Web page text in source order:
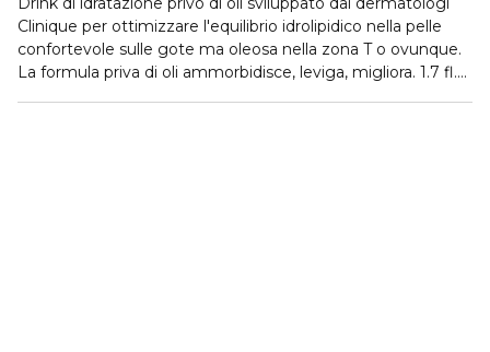
Clinique per ottimizzare l'equilibrio idrolipidico nella pelle
confortevole sulle gote ma oleosa nella zona T o ovunque.
La formula priva di oli ammorbidisce, leviga, migliora. 1.7 fl.